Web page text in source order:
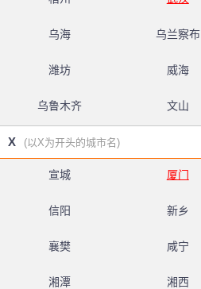
乌海 乌兰察布
潍坊 威海
乌鲁木齐 文山
X (以X为开头的城市名)
宣城 厦门
信阳 新乡
襄樊 咸宁
湘潭 湘西